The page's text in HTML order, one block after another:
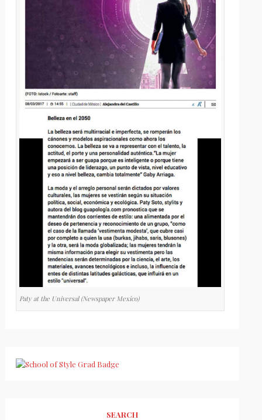
Paty at the Universal (Newspaper Mexico)
SEARCH